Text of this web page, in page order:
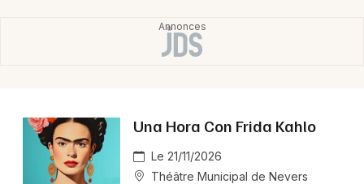
Choisir mes départements
Mon email
Je m'abonne
Una Hora Con Frida Kahlo
Le 21/11/2026
Théâtre Municipal de Nevers